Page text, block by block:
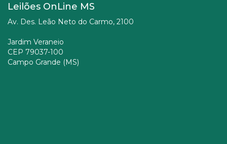
Leilões OnLine MS
Av. Des. Leão Neto do Carmo, 2100
Jardim Veraneio
CEP 79037-100
Campo Grande (MS)